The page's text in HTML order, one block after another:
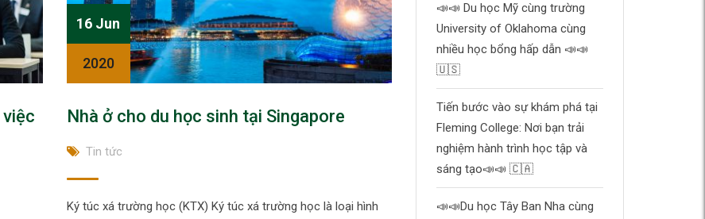
16 Jun
2020
Nhà ở cho du học sinh tại Singapore
Tin tức
Ký túc xá trường học (KTX) Ký túc xá trường học là loại hình
📣📣 Du học Mỹ cùng trường
University of Oklahoma cùng
nhiều học bổng hấp dẫn 📣📣
🇺🇸
Tiến bước vào sự khám phá tại
Fleming College: Nơi bạn trải
nghiệm hành trình học tập và
sáng tạo📣📣 🇨🇦
📣📣Du học Tây Ban Nha cùng